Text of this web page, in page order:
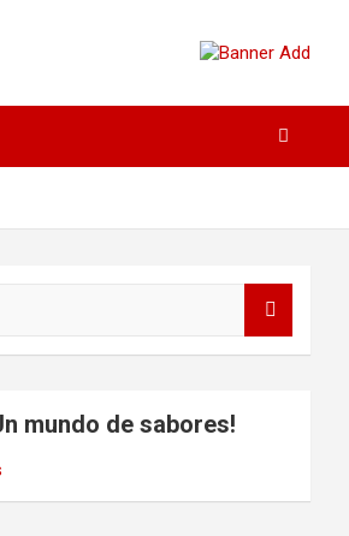
mundo de sabores!